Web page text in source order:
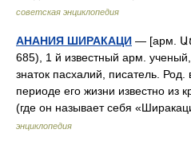
советская энциклопедия
АНАНИЯ ШИРАКАЦИ — [арм.
685), 1 й известный арм.
знаток пасхалий, писатель.
периоде его жизни известно из
(где он называет себя
энциклопедия